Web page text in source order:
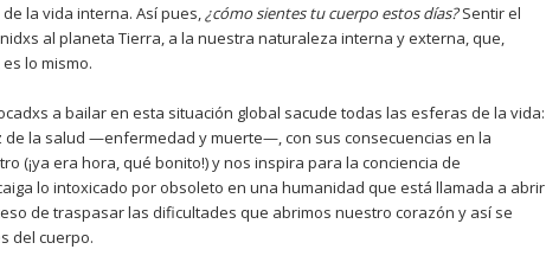
la vida interna. Así pues,¿cómo sientes tu cuerpo estos días?Sentir el
al planeta Tierra, a la nuestra naturaleza interna y externa, que,
lo mismo.
a bailar en esta situación global sacude todas las esferas de la vida:
de la salud —enfermedad y muerte—, con sus consecuencias en la
(¡ya era hora, qué bonito!) y nos inspira para la conciencia de
lo intoxicado por obsoleto en una humanidad que está llamada a abrir
de traspasar las dificultades que abrimos nuestro corazón y así se
del cuerpo.